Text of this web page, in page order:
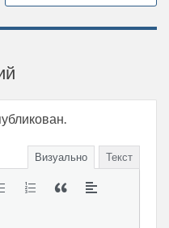
Визуально Текст